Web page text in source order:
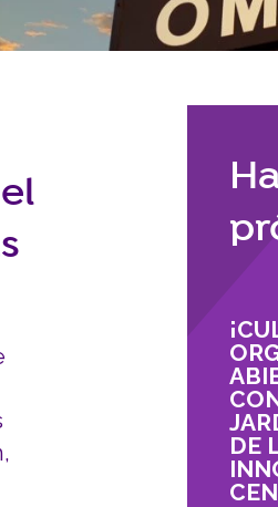
y Pasantías
Siembra Nebraska
DE